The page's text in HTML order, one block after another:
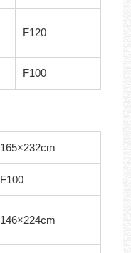
F120
F100
165×232cm
F100
146×224cm